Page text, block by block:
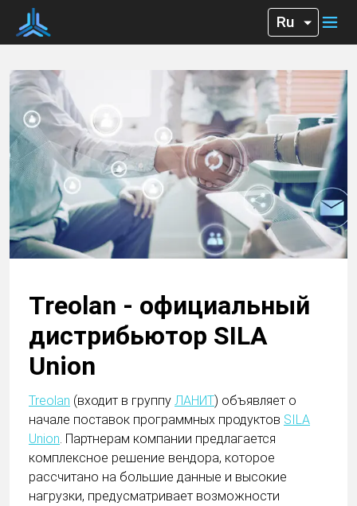
Treolan - официальный
дистрибьютор SILA
Union
Treolan (входит в группу ЛАНИТ) объявляет о
начале поставок программных продуктов SILA
Union. Партнерам компании предлагается
комплексное решение вендора, которое
рассчитано на большие данные и высокие
нагрузки, предусматривает возможности